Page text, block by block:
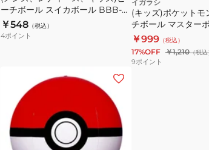
ーチボール スイカボール BBB-
140
￥548 （税込）
4ポイント
ー
ビ
ー
チ
ー
プ
ル
イガラシ
(キッズ)ポケットモ
チボール マスター
AHB-MA4
￥999 （税込）
17%OFF ￥1,210（税込
9ポイント